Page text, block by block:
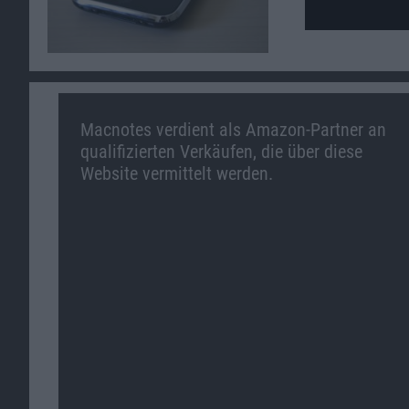
Macnotes verdient als Amazon-Partner an
qualifizierten Verkäufen, die über diese
Website vermittelt werden.